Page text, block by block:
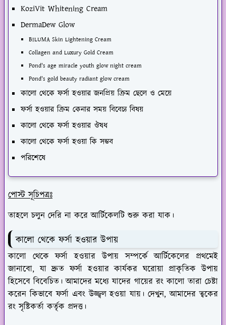
KoziVit Whitening Cream
DermaDew Glow
BILUMA Skin Lightening Cream
Collagen and Luxury Gold Cream
Pond's age miracle youth glow night cream
Pond's gold beauty radiant glow cream
কালো থেকে ফর্সা হওয়ার জনপ্রিয় ক্রিম ছেলে ও মেয়ে
ফর্সা হওয়ার ক্রিম কেনার সময় বিবেচ্য বিষয়
কালো থেকে ফর্সা হওয়ার ঔষধ
কালো থেকে ফর্সা হওয়া কি সম্ভব
পরিশেষে
পোস্ট সূচিপত্রঃ
তাহলে চলুন দেরি না করে আর্টিকেলটি শুরু করা যাক।
কালো থেকে ফর্সা হওয়ার উপায়
কালো থেকে ফর্সা হওয়ার উপায় সম্পর্কে আর্টিকেলের প্রথমেই
জানাবো, যা দ্রুত ফর্সা হওয়ার কার্যকর ঘরোয়া প্রাকৃতিক উপায়
হিসেবে বিবেচিত। আমাদের মধ্যে যাদের গায়ের রং কালো তারা চেষ্টা
করেন কিভাবে ফর্সা এবং উজ্জ্বল হওয়া যায়। দেখুন, আমাদের ত্বকের
রং সৃষ্টিকর্তা কর্তৃক প্রদত্ত।